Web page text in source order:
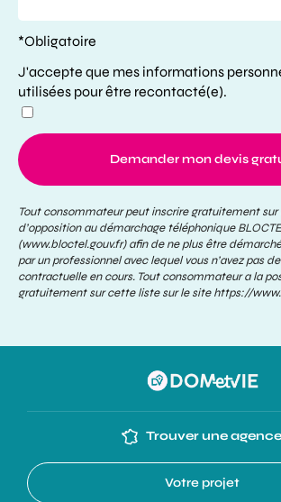
*Obligatoire
J'accepte que mes informations
utilisées pour être recontacté(e).
Demander mon devis
Tout consommateur peut inscrire gratuitement sur
d’opposition au démarchage téléphonique
(www.bloctel.gouv.fr) afin de ne plus être
par un professionnel avec lequel vous n’avez pas
contractuelle en cours. Tout consommateur a la
gratuitement sur cette liste sur le sitehttps://
Trouver une agence
Votre projet